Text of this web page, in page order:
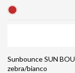
Sunbounce SUN
zebra/bianco